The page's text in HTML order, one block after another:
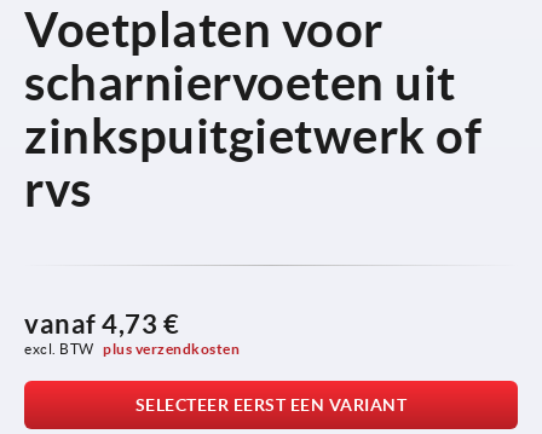
Voetplaten voor
scharniervoeten uit
zinkspuitgietwerk of
rvs
vanaf 4,73 €
excl. BTW plus verzendkosten
SELECTEER EERST EEN VARIANT